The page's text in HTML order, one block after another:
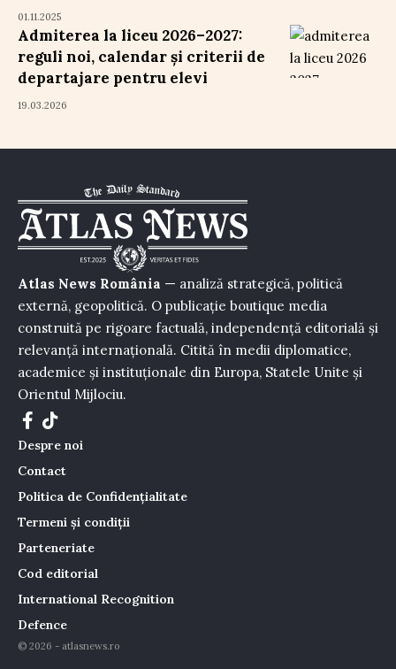
01.11.2025
Admiterea la liceu 2026–2027:
reguli noi, calendar și criterii de
departajare pentru elevi
19.03.2026
Atlas News România — analiză strategică, politică
externă, geopolitică. O publicație boutique media
construită pe rigoare factuală, independență editorială și
relevanță internațională. Citită în medii diplomatice,
academice și instituționale din Europa, Statele Unite și
Orientul Mijlociu.
Despre noi
Contact
Politica de Confidențialitate
Termeni și condiții
Parteneriate
Cod editorial
International Recognition
Defence
© 2026 - atlasnews.ro